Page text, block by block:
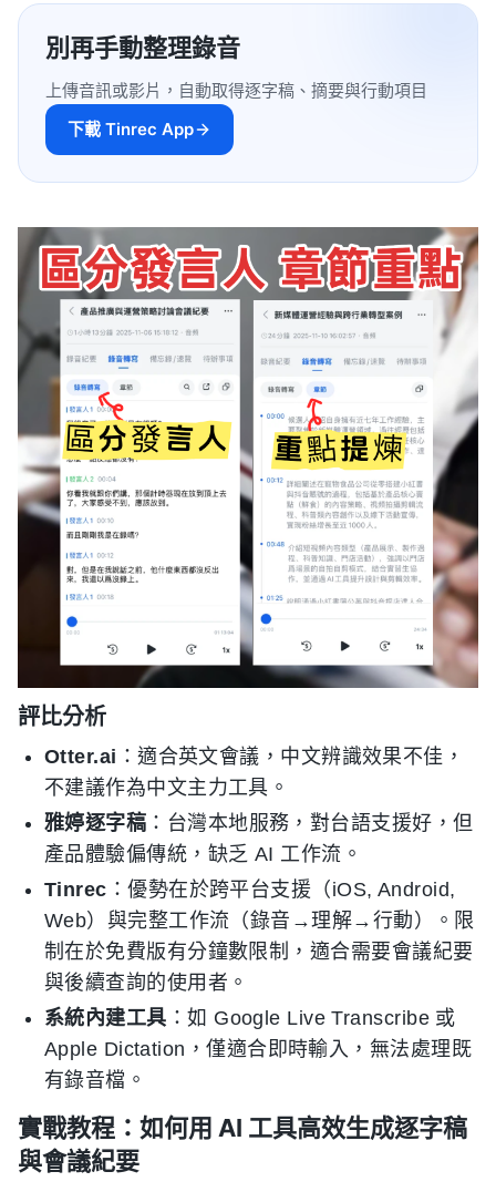
別再手動整理錄音
上傳音訊或影片，自動取得逐字稿、摘要與行動項目
下載 Tinrec App
評比分析
Otter.ai ：適合英文會議，中文辨識效果不佳，
不建議作為中文主力工具。
雅婷逐字稿 ：台灣本地服務，對台語支援好，但
產品體驗偏傳統，缺乏 AI 工作流。
Tinrec ：優勢在於跨平台支援（iOS, Android,
Web）與完整工作流（錄音→理解→行動）。限
制在於免費版有分鐘數限制，適合需要會議紀要
與後續查詢的使用者。
系統內建工具 ：如 Google Live Transcribe 或
Apple Dictation，僅適合即時輸入，無法處理既
有錄音檔。
實戰教程：如何用 AI 工具高效生成逐字稿
與會議紀要